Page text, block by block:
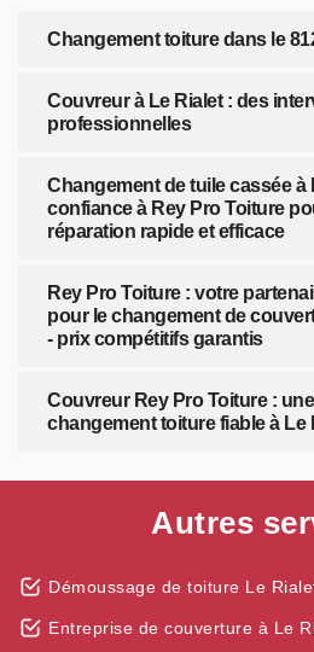
Changement toiture dans le
Couvreur à Le Rialet : des
professionnelles
Changement de tuile cassée à
confiance à Rey Pro Toiture
réparation rapide et efficace
Rey Pro Toiture : votre
pour le changement de
- prix compétitifs garantis
Couvreur Rey Pro Toiture :
changement toiture fiable à Le
Autres
Démoussage de toiture Le
Entreprise de couverture à Le